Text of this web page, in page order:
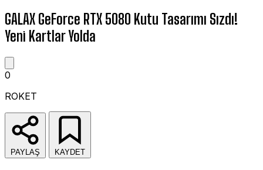
GALAX GeForce RTX 5080 Kutu Tasarımı Sızdı!
Yeni Kartlar Yolda
0
ROKET
PAYLAŞ KAYDET